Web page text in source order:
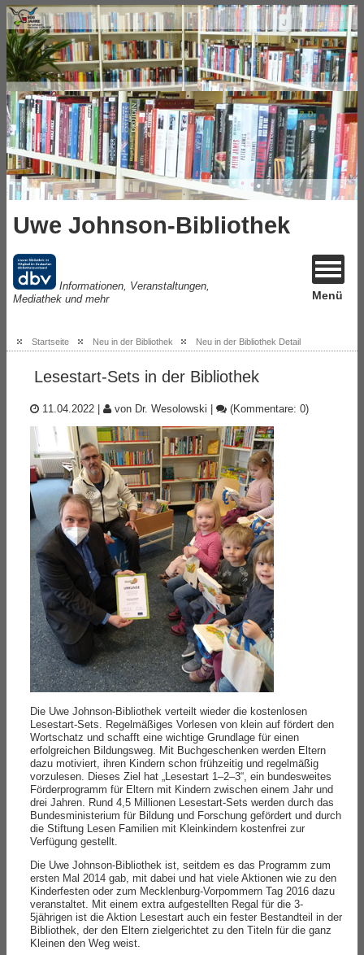
Uwe Johnson-Bibliothek
Informationen, Veranstaltungen,
Mediathek und mehr
Menü
Startseite Neu in der Bibliothek Neu in der Bibliothek Detail
Lesestart-Sets in der Bibliothek
11.04.2022 | von Dr. Wesolowski | (Kommentare: 0)
Die Uwe Johnson-Bibliothek verteilt wieder die kostenlosen
Lesestart-Sets. Regelmäßiges Vorlesen von klein auf fördert den
Wortschatz und schafft eine wichtige Grundlage für einen
erfolgreichen Bildungsweg. Mit Buchgeschenken werden Eltern
dazu motiviert, ihren Kindern schon frühzeitig und regelmäßig
vorzulesen. Dieses Ziel hat „Lesestart 1–2–3“, ein bundesweites
Förderprogramm für Eltern mit Kindern zwischen einem Jahr und
drei Jahren. Rund 4,5 Millionen Lesestart-Sets werden durch das
Bundesministerium für Bildung und Forschung gefördert und durch
die Stiftung Lesen Familien mit Kleinkindern kostenfrei zur
Verfügung gestellt.
Die Uwe Johnson-Bibliothek ist, seitdem es das Programm zum
ersten Mal 2014 gab, mit dabei und hat viele Aktionen wie zu den
Kinderfesten oder zum Mecklenburg-Vorpommern Tag 2016 dazu
veranstaltet. Mit einem extra aufgestellten Regal für die 3-
5jährigen ist die Aktion Lesestart auch ein fester Bestandteil in der
Bibliothek, der den Eltern zielgerichtet zu den Titeln für die ganz
Kleinen den Weg weist.